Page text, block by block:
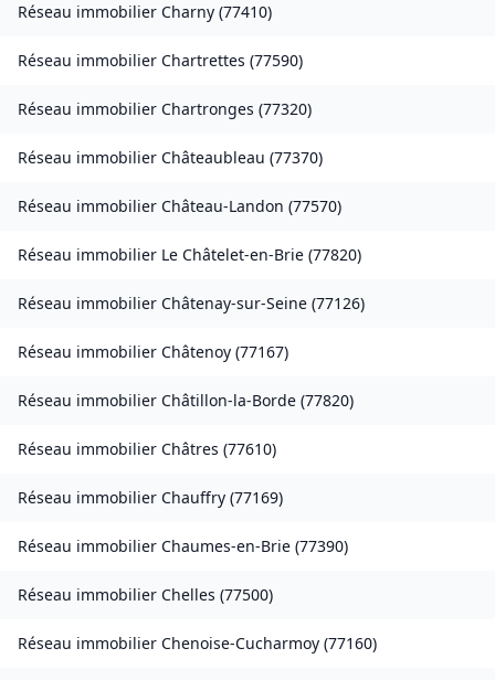
Réseau immobilier Charny (77410)
Réseau immobilier Chartrettes (77590)
Réseau immobilier Chartronges (77320)
Réseau immobilier Châteaubleau (77370)
Réseau immobilier Château-Landon (77570)
Réseau immobilier Le Châtelet-en-Brie (77820)
Réseau immobilier Châtenay-sur-Seine (77126)
Réseau immobilier Châtenoy (77167)
Réseau immobilier Châtillon-la-Borde (77820)
Réseau immobilier Châtres (77610)
Réseau immobilier Chauffry (77169)
Réseau immobilier Chaumes-en-Brie (77390)
Réseau immobilier Chelles (77500)
Réseau immobilier Chenoise-Cucharmoy (77160)